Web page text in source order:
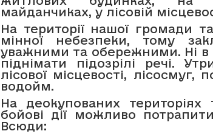
майданчиках, у лісовій
На території нашої громади
мінної небезпеки, тому
уважними та обережними. Ні в
піднімати підозрілі речі.
лісової місцевості,
водойм.
На деокупованих
бойові дії можливо
Всюди: